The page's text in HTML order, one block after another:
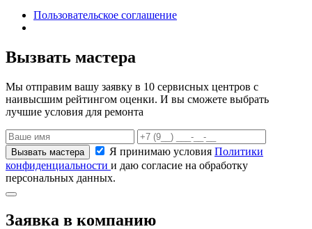
Пользовательское соглашение
Вызвать мастера
Мы отправим вашу заявку в 10 сервисных центров с
наивысшим рейтингом оценки. И вы сможете выбрать
лучшие условия для ремонта
Я принимаю условия Политики
конфиденциальности и даю согласие на обработку
персональных данных.
Заявка в компанию